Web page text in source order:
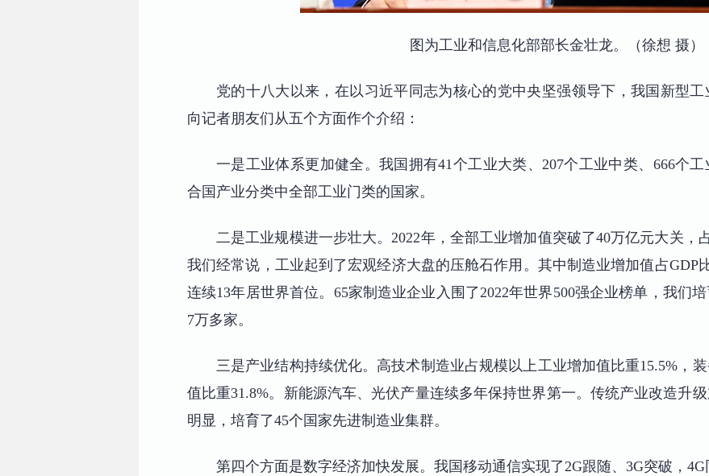
图为工业和信息化部部长金壮龙。（徐想 摄）
党的十八大以来，在以习近平同志为核心的党中央坚强领导下，我国新型
向记者朋友们从五个方面作个介绍：
一是工业体系更加健全。我国拥有41个工业大类、207个工业中类、666个
合国产业分类中全部工业门类的国家。
二是工业规模进一步壮大。2022年，全部工业增加值突破了40万亿元大关，
我们经常说，工业起到了宏观经济大盘的压舱石作用。其中制造业增加值占GDP
连续13年居世界首位。65家制造业企业入围了2022年世界500强企业榜单，我们
7万多家。
三是产业结构持续优化。高技术制造业占规模以上工业增加值比重15.5%，
值比重31.8%。新能源汽车、光伏产量连续多年保持世界第一。传统产业改造升
明显，培育了45个国家先进制造业集群。
第四个方面是数字经济加快发展。我国移动通信实现了2G跟随、3G突破，